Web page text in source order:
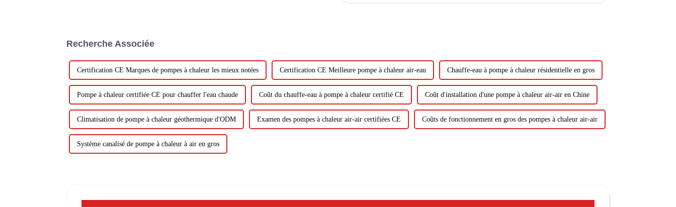
Recherche Associée
Certification CE Marques de pompes à chaleur les mieux notées Certification CE Meilleure pompe à chaleur air-eau Chauffe-eau à pompe à chaleur résidentielle en gros
Pompe à chaleur certifiée CE pour chauffer l'eau chaude Coût du chauffe-eau à pompe à chaleur certifié CE Coût d'installation d'une pompe à chaleur air-air en Chine
Climatisation de pompe à chaleur géothermique d'ODM Examen des pompes à chaleur air-air certifiées CE Coûts de fonctionnement en gros des pompes à chaleur air-air
Système canalisé de pompe à chaleur à air en gros